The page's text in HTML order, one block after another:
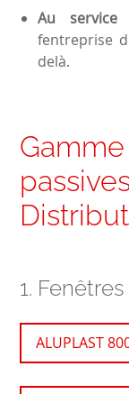
Au
fentreprise
delà.
1.
ALUPLAST